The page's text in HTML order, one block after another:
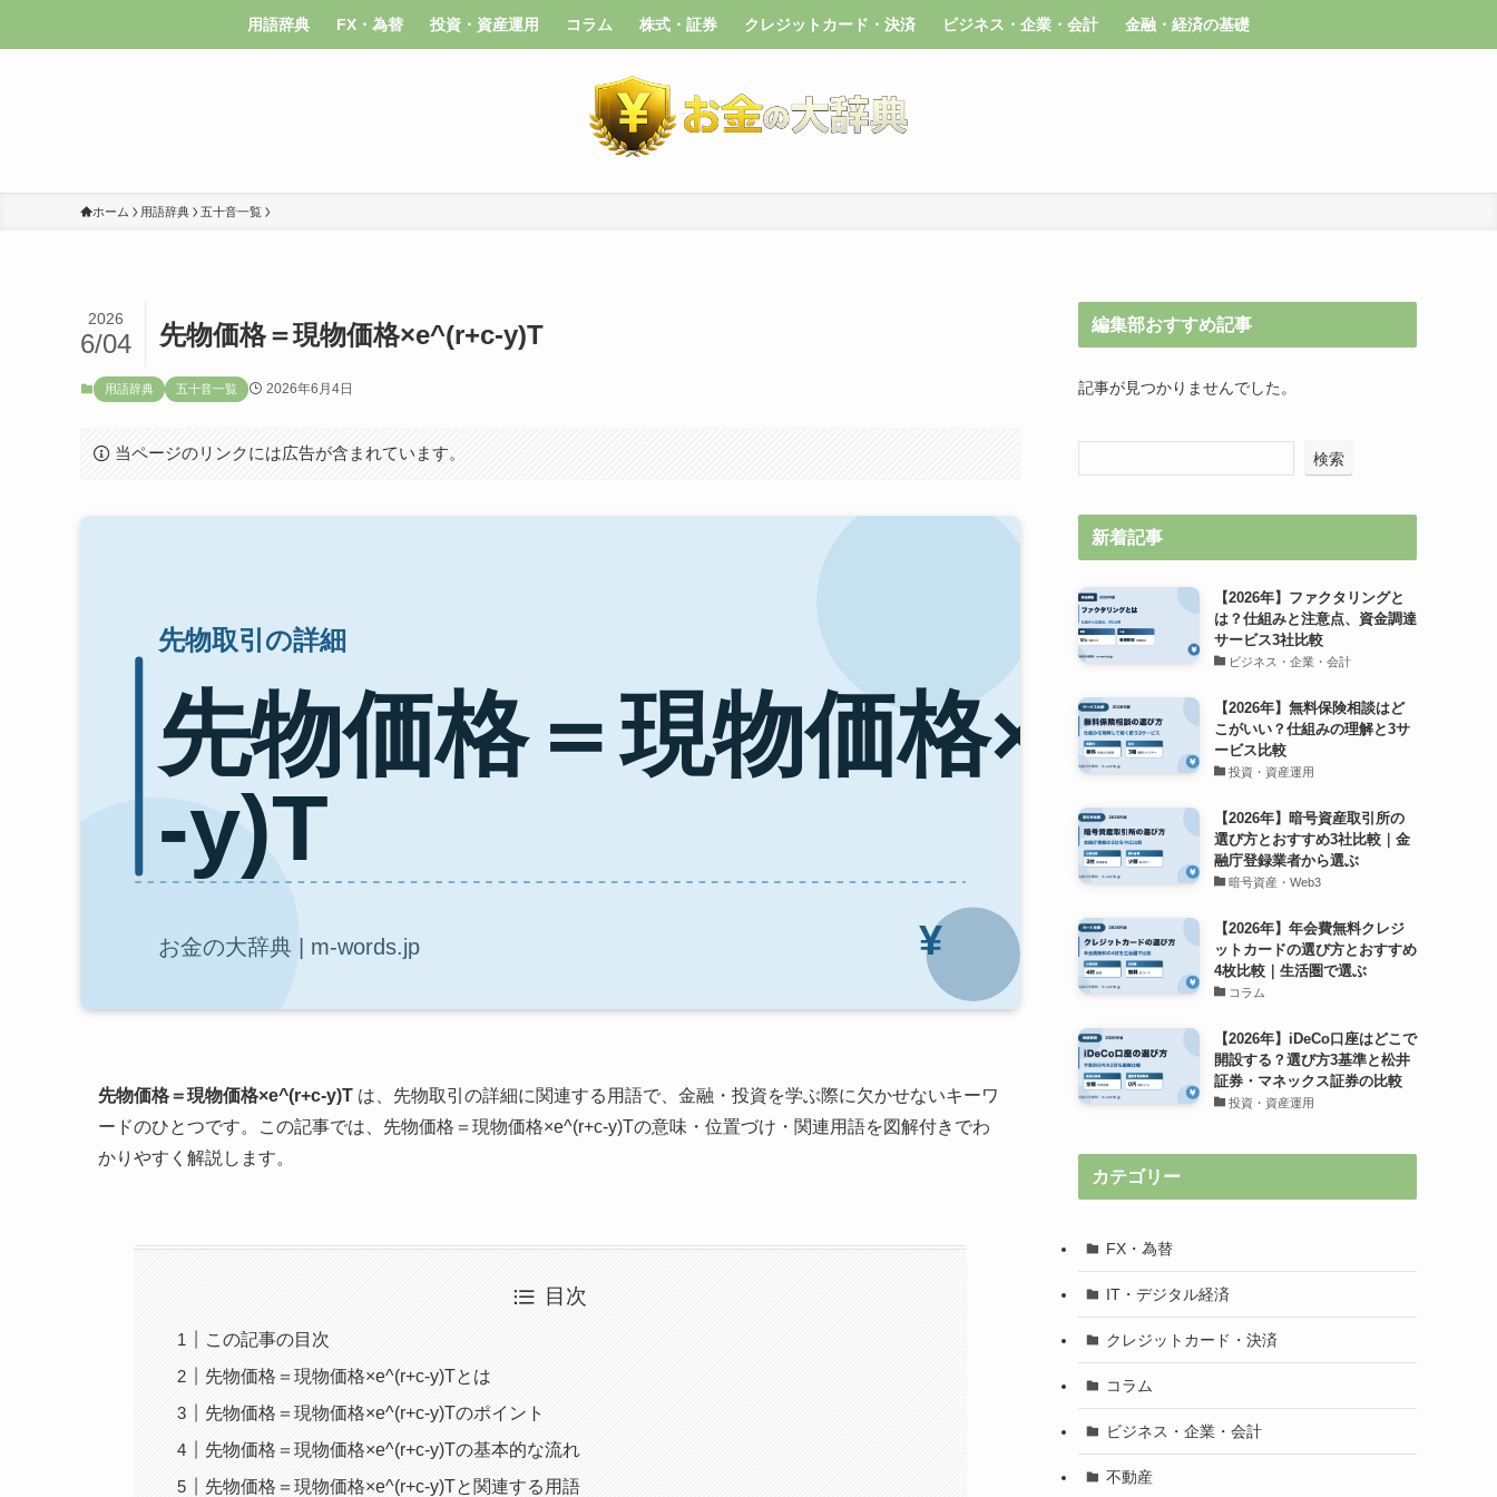
用語辞典 FX・為替 投資・資産運用 コラム 株式・証券 クレジットカード・決済 ビジネス・企業・会計 金融・経済の基礎
ホーム 用語辞典 五十音一覧
先物価格＝現物価格×e^(r+c-y)T
2026
6/04
用語辞典 五十音一覧 2026年6月4日
当ページのリンクには広告が含まれています。
先物価格＝現物価格×e^(r+c-y)T は、先物取引の詳細に関連する用語で、金融・投資を学ぶ際に欠かせないキーワ
ードのひとつです。この記事では、先物価格＝現物価格×e^(r+c-y)Tの意味・位置づけ・関連用語を図解付きでわ
かりやすく解説します。
目次
この記事の目次
先物価格＝現物価格×e^(r+c-y)Tとは
先物価格＝現物価格×e^(r+c-y)Tのポイント
先物価格＝現物価格×e^(r+c-y)Tの基本的な流れ
先物価格＝現物価格×e^(r+c-y)Tと関連する用語
編集部おすすめ記事
記事が見つかりませんでした。
検索
新着記事
【2026年】ファクタリングと
は？仕組みと注意点、資金調達
サービス3社比較
ビジネス・企業・会計
【2026年】無料保険相談はど
こがいい？仕組みの理解と3サ
ービス比較
投資・資産運用
【2026年】暗号資産取引所の
選び方とおすすめ3社比較｜金
融庁登録業者から選ぶ
暗号資産・Web3
【2026年】年会費無料クレジ
ットカードの選び方とおすすめ
4枚比較｜生活圏で選ぶ
コラム
【2026年】iDeCo口座はどこで
開設する？選び方3基準と松井
証券・マネックス証券の比較
投資・資産運用
カテゴリー
FX・為替
IT・デジタル経済
クレジットカード・決済
コラム
ビジネス・企業・会計
不動産